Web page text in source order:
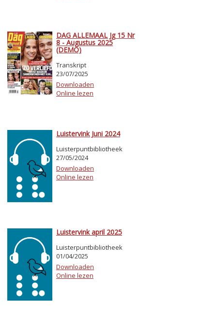
DAG ALLEMAAL Jg 15 Nr
8 - Augustus 2025
(DEMO)
Transkript
23/07/2025
Downloaden
Online lezen
Luistervink Juni 2024
Luisterpuntbibliotheek
27/05/2024
Downloaden
Online lezen
Luistervink april 2025
Luisterpuntbibliotheek
01/04/2025
Downloaden
Online lezen